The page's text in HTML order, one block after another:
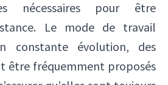
nécessaires pour être
Le mode de travail
constante évolution, des
être fréquemment proposés